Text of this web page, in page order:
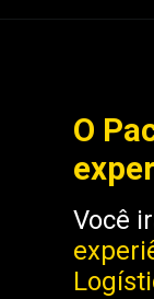
O
Você